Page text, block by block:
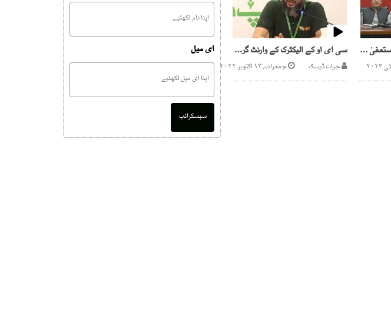
چیف الیکشن کمشنر سے استعفیٰ کا مطالبہ، تحریک انصاف کا وائٹ پیپر جاری سی ای او کے الیکٹرک کے وارنٹ گرفتاری جاری
جرات ڈیسک جمعرات, ۱۳ اکتوبر ۲۰۲۲
ای میل
سبسکرائب